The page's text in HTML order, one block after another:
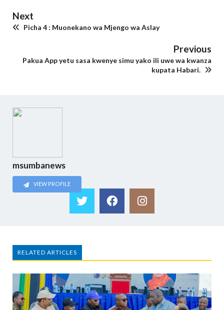
Next
Picha 4 : Muonekano wa Mjengo wa Aslay
Previous
Pakua App yetu sasa kwenye simu yako ili uwe wa kwanza
kupata Habari.
msumbanews
VIEW PROFILE
RELATED ARTICLES